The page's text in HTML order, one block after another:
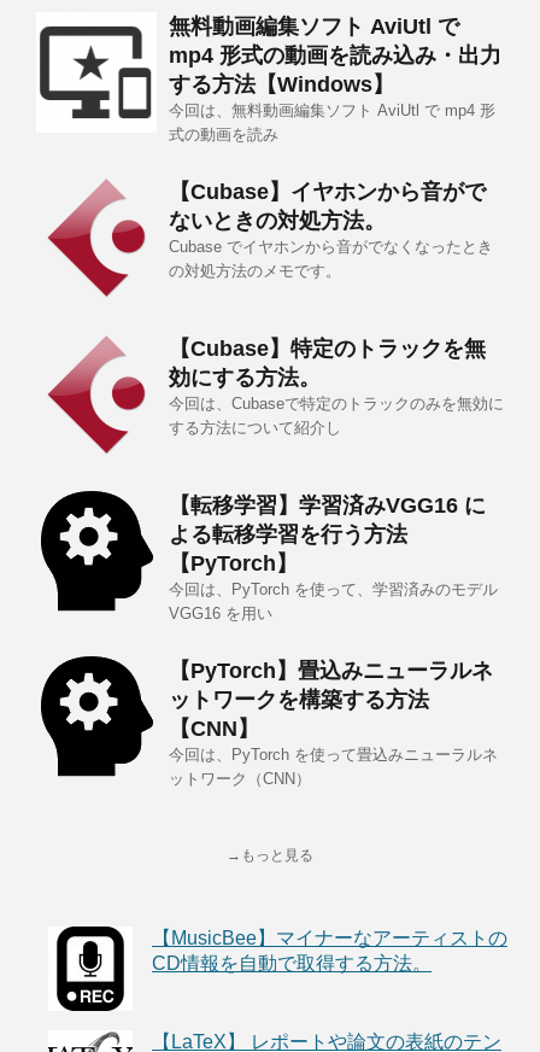
無料動画編集ソフト AviUtl で
mp4 形式の動画を読み込み・出力
する方法【Windows】
今回は、無料動画編集ソフト AviUtl で mp4 形
式の動画を読み
【Cubase】イヤホンから音がで
ないときの対処方法。
Cubase でイヤホンから音がでなくなったとき
の対処方法のメモです。
【Cubase】特定のトラックを無
効にする方法。
今回は、Cubaseで特定のトラックのみを無効に
する方法について紹介し
【転移学習】学習済みVGG16 に
よる転移学習を行う方法
【PyTorch】
今回は、PyTorch を使って、学習済みのモデル
VGG16 を用い
【PyTorch】畳込みニューラルネ
ットワークを構築する方法
【CNN】
今回は、PyTorch を使って畳込みニューラルネ
ットワーク（CNN）
→もっと見る
【MusicBee】マイナーなアーティストの
CD情報を自動で取得する方法。
【LaTeX】 レポートや論文の表紙のテン